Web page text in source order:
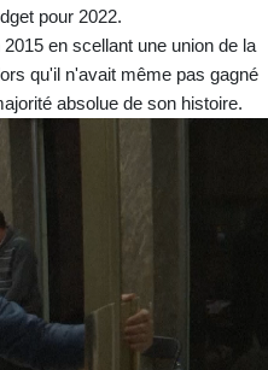
pour 2022.
en scellant une union de la
qu'il n'avait même pas gagné
absolue de son histoire.